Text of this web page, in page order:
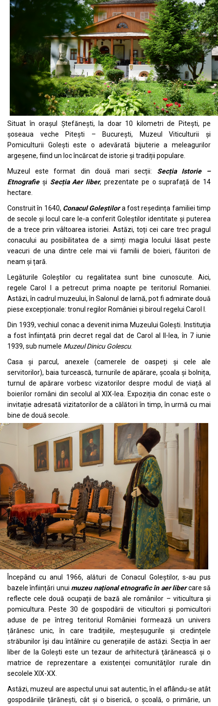
Situat în orașul Ștefănești, la doar 10 kilometri de Pitești, pe
șoseaua veche Pitești – București, Muzeul Viticulturii și
Pomiculturii Golești este o adevărată bijuterie a meleagurilor
argeșene, fiind un loc încărcat de istorie și tradiții populare.
Muzeul este format din două mari secții: Secția Istorie –
Etnografieși Secția Aer liber, prezentate pe o suprafață de 14
hectare.
Construit în 1640, Conacul Goleștilora fost reședința familiei timp
de secole și locul care le-a conferit Goleștilor identitate și puterea
de a trece prin vâltoarea istoriei. Astăzi, toți cei care trec pragul
conacului au posibilitatea de a simți magia locului lăsat peste
veacuri de una dintre cele mai vii familii de boieri, făuritori de
neam și țară.
Legăturile Goleștilor cu regalitatea sunt bine cunoscute. Aici,
regele Carol I a petrecut prima noapte pe teritoriul Romaniei.
Astăzi, în cadrul muzeului, în Salonul de Iarnă, pot fi admirate două
piese excepționale: tronul regilor României și biroul regelui Carol I.
Din 1939, vechiul conac a devenit inima Muzeului Golești. Instituţia
a fost înfiinţată prin decret regal dat de Carol al II-lea, în 7 iunie
1939, sub numele Muzeul Dinicu Golescu.
Casa și parcul, anexele (camerele de oaspeți și cele ale
servitorilor), baia turcească, turnurile de apărare, școala și bolnița,
turnul de apărare vorbesc vizatorilor despre modul de viață al
boierilor români din secolul al XIX-lea. Expoziția din conac este o
invitație adresată vizitatorilor de a călători în timp, în urmă cu mai
bine de două secole.
Începând cu anul 1966, alături de Conacul Goleștilor, s-au pus
bazele înființări unui muzeu național etnografic în aer libercare să
reflecte cele două ocupații de bază ale românilor – viticultura și
pomicultura. Peste 30 de gospodării de viticultori și pomicultori
aduse de pe întreg teritoriul României formează un univers
țărănesc unic, în care tradițiile, meșteșugurile și credințele
străbunilor își dau întâlnire cu generațiile de astăzi. Secția în aer
liber de la Golești este un tezaur de arhitectură ţărănească şi o
matrice de reprezentare a existenţei comunităţilor rurale din
secolele XIX-XX.
Astăzi, muzeul are aspectul unui sat autentic, în el aflându-se atât
gospodăriile ţărăneşti, cât şi o biserică, o şcoală, o primărie, un